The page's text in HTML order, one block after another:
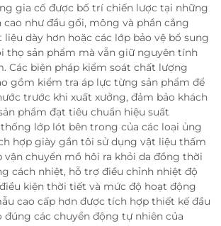
gia cố được bố trí chiến lược tại những
như đầu gối, mông và phần cẳng
liệu dày hơn hoặc các lớp bảo vệ bổ sung
thọ sản phẩm mà vẫn giữ nguyên tính
Các biện pháp kiểm soát chất lượng
gồm kiểm tra áp lực từng sản phẩm để
trước khi xuất xưởng, đảm bảo khách
phẩm đạt tiêu chuẩn hiệu suất
lớp lót bên trong của các loại ủng
hợp giày gần tôi sử dụng vật liệu thấm
vận chuyển mồ hôi ra khỏi da đồng thời
cách nhiệt, hỗ trợ điều chỉnh nhiệt độ
kiện thời tiết và mức độ hoạt động
cao cấp hơn được tích hợp thiết kế đầu
các chuyển động tự nhiên của